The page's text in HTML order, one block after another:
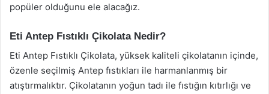
popüler olduğunu ele alacağız.
Eti Antep Fıstıklı Çikolata Nedir?
Eti Antep Fıstıklı Çikolata, yüksek kaliteli çikolatanın içinde,
özenle seçilmiş Antep fıstıkları ile harmanlanmış bir
atıştırmalıktır. Çikolatanın yoğun tadı ile fıstığın kıtırlığı ve